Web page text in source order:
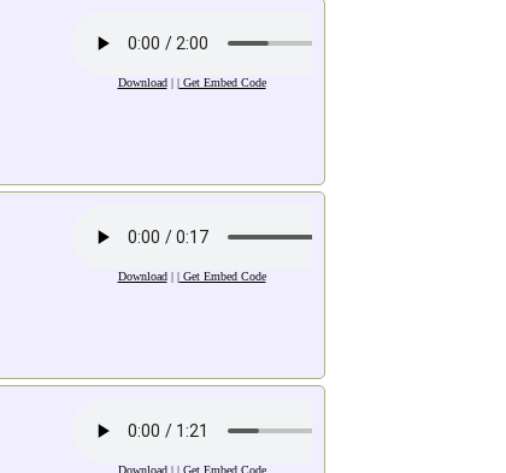
Download| |Get Embed Code
Download| |Get Embed Code
Download| |Get Embed Code